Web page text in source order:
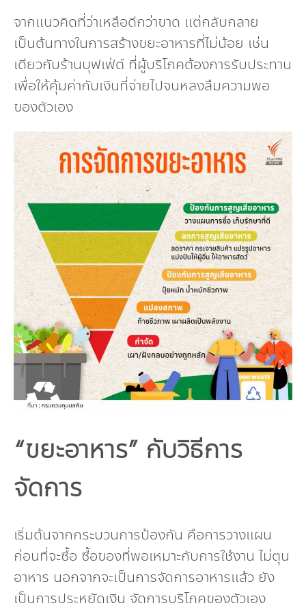
จากแนวคิดที่ว่าเหลือดีกว่าขาด แต่กลับกลาย
เป็นต้นทางในการสร้างขยะอาหารที่ไม่น้อย เช่น
เดียวกับร้านบุฟเฟ่ต์ ที่ผู้บริโภคต้องการรับประทาน
เพื่อให้คุ้มค่ากับเงินที่จ่ายไปจนหลงลืมความพอ
ของตัวเอง
“ขยะอาหาร” กับวิธีการ
จัดการ
เริ่มต้นจากกระบวนการป้องกัน คือการวางแผน
ก่อนที่จะซื้อ ซื้อของที่พอเหมาะกับการใช้งาน ไม่ตุน
อาหาร นอกจากจะเป็นการจัดการอาหารแล้ว ยัง
เป็นการประหยัดเงิน จัดการบริโภคของตัวเอง